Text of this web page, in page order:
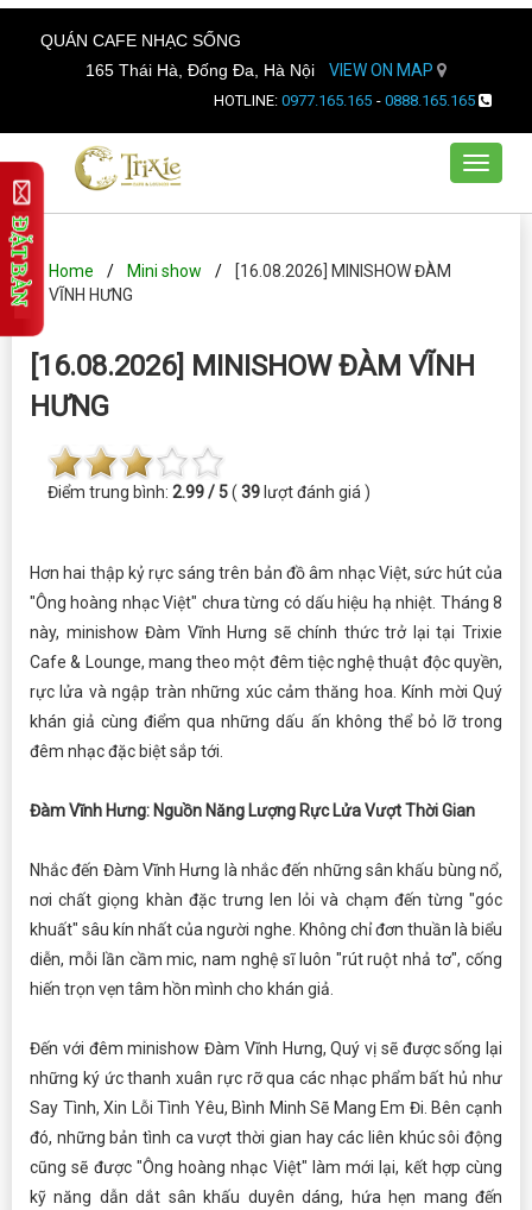
QUÁN CAFE NHẠC SỐNG
165 Thái Hà, Đống Đa, Hà Nội
VIEW ON MAP
HOTLINE: 0977.165.165 - 0888.165.165
Toggle
Home Mini show
[16.08.2026] MINISHOW ĐÀM
VĨNH HƯNG
[16.08.2026] MINISHOW ĐÀM VĨNH
HƯNG
Điểm trung bình: 2.99 / 5( 39 lượt đánh giá )
Hơn hai thập kỷ rực sáng trên bản đồ âm nhạc Việt, sức hút của
"Ông hoàng nhạc Việt" chưa từng có dấu hiệu hạ nhiệt. Tháng 8
này, minishow Đàm Vĩnh Hưng sẽ chính thức trở lại tại Trixie
Cafe & Lounge, mang theo một đêm tiệc nghệ thuật độc quyền,
rực lửa và ngập tràn những xúc cảm thăng hoa. Kính mời Quý
khán giả cùng điểm qua những dấu ấn không thể bỏ lỡ trong
đêm nhạc đặc biệt sắp tới.
Đàm Vĩnh Hưng: Nguồn Năng Lượng Rực Lửa Vượt Thời Gian
Nhắc đến Đàm Vĩnh Hưng là nhắc đến những sân khấu bùng nổ,
nơi chất giọng khàn đặc trưng len lỏi và chạm đến từng "góc
khuất" sâu kín nhất của người nghe. Không chỉ đơn thuần là biểu
diễn, mỗi lần cầm mic, nam nghệ sĩ luôn "rút ruột nhả tơ", cống
hiến trọn vẹn tâm hồn mình cho khán giả.
Đến với đêm minishow Đàm Vĩnh Hưng, Quý vị sẽ được sống lại
những ký ức thanh xuân rực rỡ qua các nhạc phẩm bất hủ như
Say Tình, Xin Lỗi Tình Yêu, Bình Minh Sẽ Mang Em Đi. Bên cạnh
đó, những bản tình ca vượt thời gian hay các liên khúc sôi động
cũng sẽ được "Ông hoàng nhạc Việt" làm mới lại, kết hợp cùng
kỹ năng dẫn dắt sân khấu duyên dáng, hứa hẹn mang đến